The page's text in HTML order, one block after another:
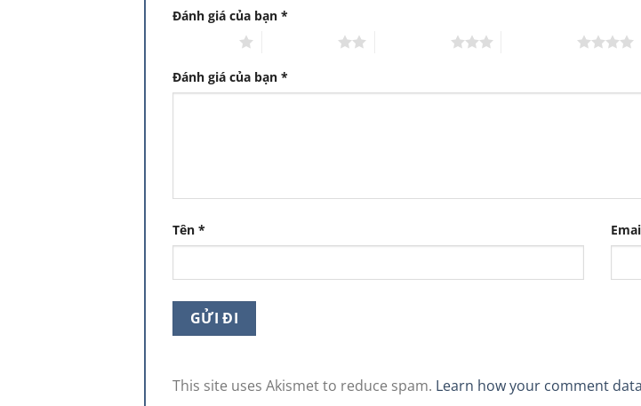
Đánh giá của bạn *
Đánh giá của bạn *
Tên *
This site uses Akismet to reduce spam. Learn how your comment